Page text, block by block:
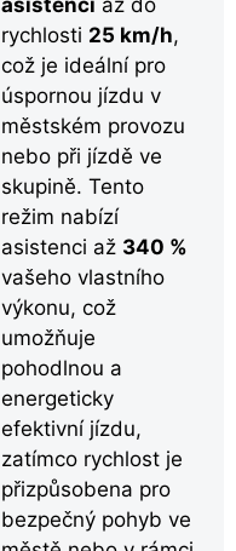
asistenci až do
rychlosti 25 km/h,
což je ideální pro
úspornou jízdu v
městském provozu
nebo při jízdě ve
skupině. Tento
režim nabízí
asistenci až 340 %
vašeho vlastního
výkonu, což
umožňuje
pohodlnou a
energeticky
efektivní jízdu,
zatímco rychlost je
přizpůsobena pro
bezpečný pohyb ve